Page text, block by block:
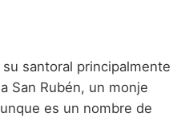
santoral principalmente
San Rubén, un monje
es un nombre de